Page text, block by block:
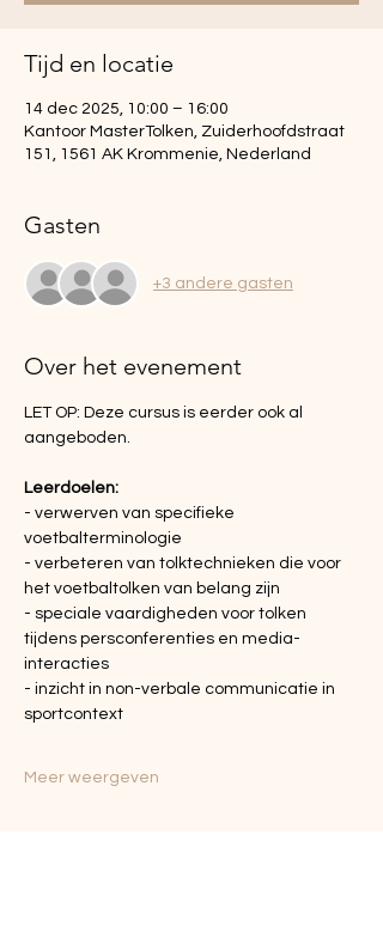
Tijd en locatie
14 dec 2025, 10:00 – 16:00
Kantoor MasterTolken, Zuiderhoofdstraat
151, 1561 AK Krommenie, Nederland
Gasten
+3 andere gasten
Over het evenement
LET OP: Deze cursus is eerder ook al
aangeboden.
Leerdoelen:
- verwerven van specifieke
voetbalterminologie
- verbeteren van tolktechnieken die voor
het voetbaltolken van belang zijn
- speciale vaardigheden voor tolken
tijdens persconferenties en media-
interacties
- inzicht in non-verbale communicatie in
sportcontext
Meer weergeven